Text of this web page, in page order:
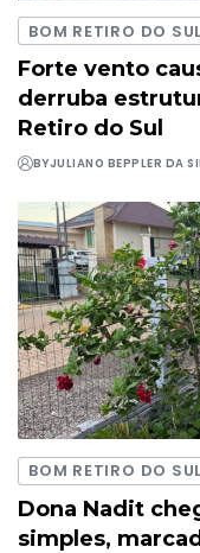
BOM RETIRO DO SUL
Forte vento
derruba
Retiro do Sul
BYJULIANO BEPPLER DA
BOM RETIRO DO SUL
Dona Nadit
simples,